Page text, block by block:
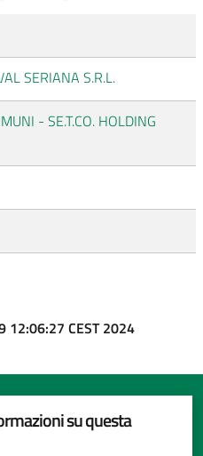
SERIANA S.R.L.
- SE.T.CO. HOLDING
12:06:27 CEST 2024
su questa